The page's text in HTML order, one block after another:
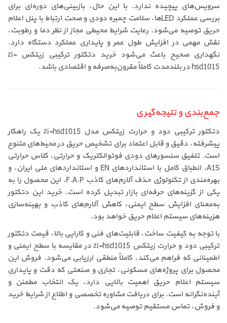
سرویس‌های پیچیده ندارد. با این حال، بازبینی‌های دوره‌ای برای
بررسی عملکرد LEDها، سلامت چمبره دودی و صحت ارتباط با پنل اعلام
حریق توصیه می‌شود. رعایت شرایط محیطی مجاز از نظر دما و رطوبت،
نقش مهمی در افزایش طول عمر و پایداری عملکرد دستگاه دارد.
نگهداری صحیح باعث می‌شود خرید دتکتور ترکیبی زیتکس zi-
hsd1015 در بلندمدت کاملاً مقرون‌به‌صرفه و اقتصادی باشد.
جمع‌بندی و نتیجه‌گیری
دتکتور ترکیبی دود و حرارت زیتکس مدل zi-hsd1015 یک راهکار
پیشرفته، دقیق و قابل اعتماد برای تشخیص حریق در محیط‌های متنوع
است. تلفیق سنسورهای دودی فوتوالکتریک و حرارتی، کلاس حرارتی
A1S، انطباق کامل با استانداردهای EN و استانداردهای ملی ایران، و
بهره‌مندی از تکنولوژی حذف آلارم‌های کاذب F.A.P، این محصول را به
یکی از گزینه‌های حرفه‌ای بازار تبدیل کرده است. خرید این دتکتور
به‌معنای افزایش سطح ایمنی، کاهش آلارم‌های کاذب و بهینه‌سازی
هزینه‌های سیستم اعلام حریق خواهد بود.
با توجه به کیفیت ساخت، قابلیت‌های فنی و کارایی بالا، قیمت دتکتور
ترکیبی دود و حرارت زیتکس zi-hsd1015 در مقایسه با سطح ایمنی و
اطمینانی که فراهم می‌کند، کاملاً منطقی ارزیابی می‌شود. فروش این
محصول برای پروژه‌های مسکونی، تجاری و صنعتی که دقت و پایداری
سیستم اعلام حریق اهمیت بالایی دارد، یک انتخاب مطمئن و
آینده‌نگرانه است. برای دریافت مشاوره تخصصی و اطلاع از شرایط خرید
و فروش، تماس مستقیم توصیه می‌شود.